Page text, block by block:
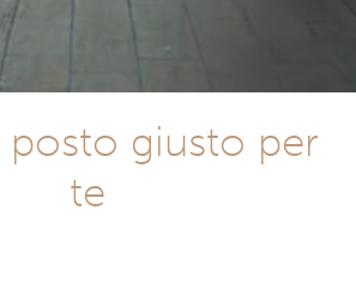
posto giusto per
te